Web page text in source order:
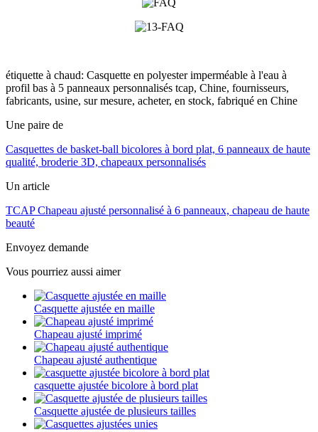
étiquette à chaud: Casquette en polyester imperméable à l'eau à
profil bas à 5 panneaux personnalisés tcap, Chine, fournisseurs,
fabricants, usine, sur mesure, acheter, en stock, fabriqué en Chine
Une paire de
Casquettes de basket-ball bicolores à bord plat, 6 panneaux de haute
qualité, broderie 3D, chapeaux personnalisés
Un article
TCAP Chapeau ajusté personnalisé à 6 panneaux, chapeau de haute
beauté
Envoyez demande
Vous pourriez aussi aimer
Casquette ajustée en maille
Chapeau ajusté imprimé
Chapeau ajusté authentique
casquette ajustée bicolore à bord plat
Casquette ajustée de plusieurs tailles